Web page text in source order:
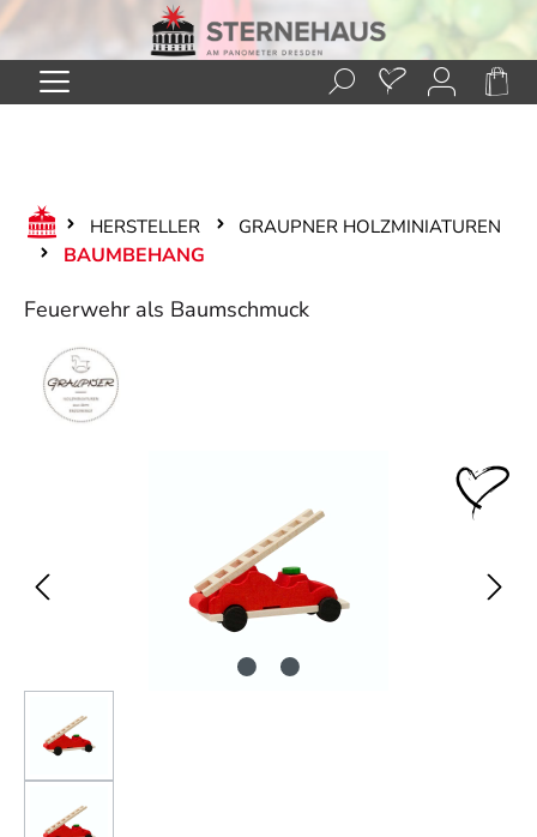
Zum Hauptinhalt springen
HERSTELLER GRAUPNER HOLZMINIATUREN
BAUMBEHANG
Feuerwehr als Baumschmuck